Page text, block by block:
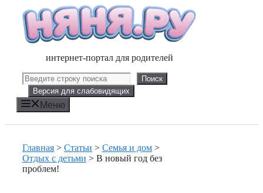
Перейти
содержимому
интернет-портал для родителей
Поиск
Поиск
Версия для слабовидящих
Меню
Главная > Статьи > Семья и дом >
Отдых с детьми > В новый год без
проблем!